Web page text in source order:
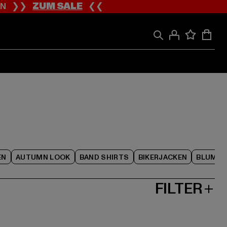
❯❯ZUM SALE❮❮
AUTUMN LOOK BAND SHIRTS BIKERJACKEN
FILTER